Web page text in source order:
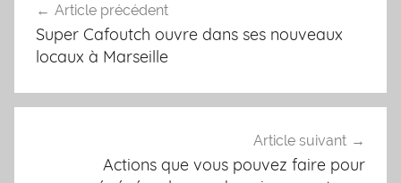
de
l’article
Article précédent
Super Cafoutch ouvre dans ses nouveaux
locaux à Marseille
Article suivant
Actions que vous pouvez faire pour